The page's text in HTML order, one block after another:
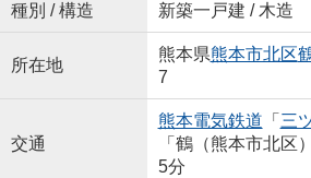
種別 / 構造 新築一戸建 / 木造
所在地
熊本県熊本市北区
7
交通
熊本電気鉄道 「 三
「鶴（熊本市北
5分